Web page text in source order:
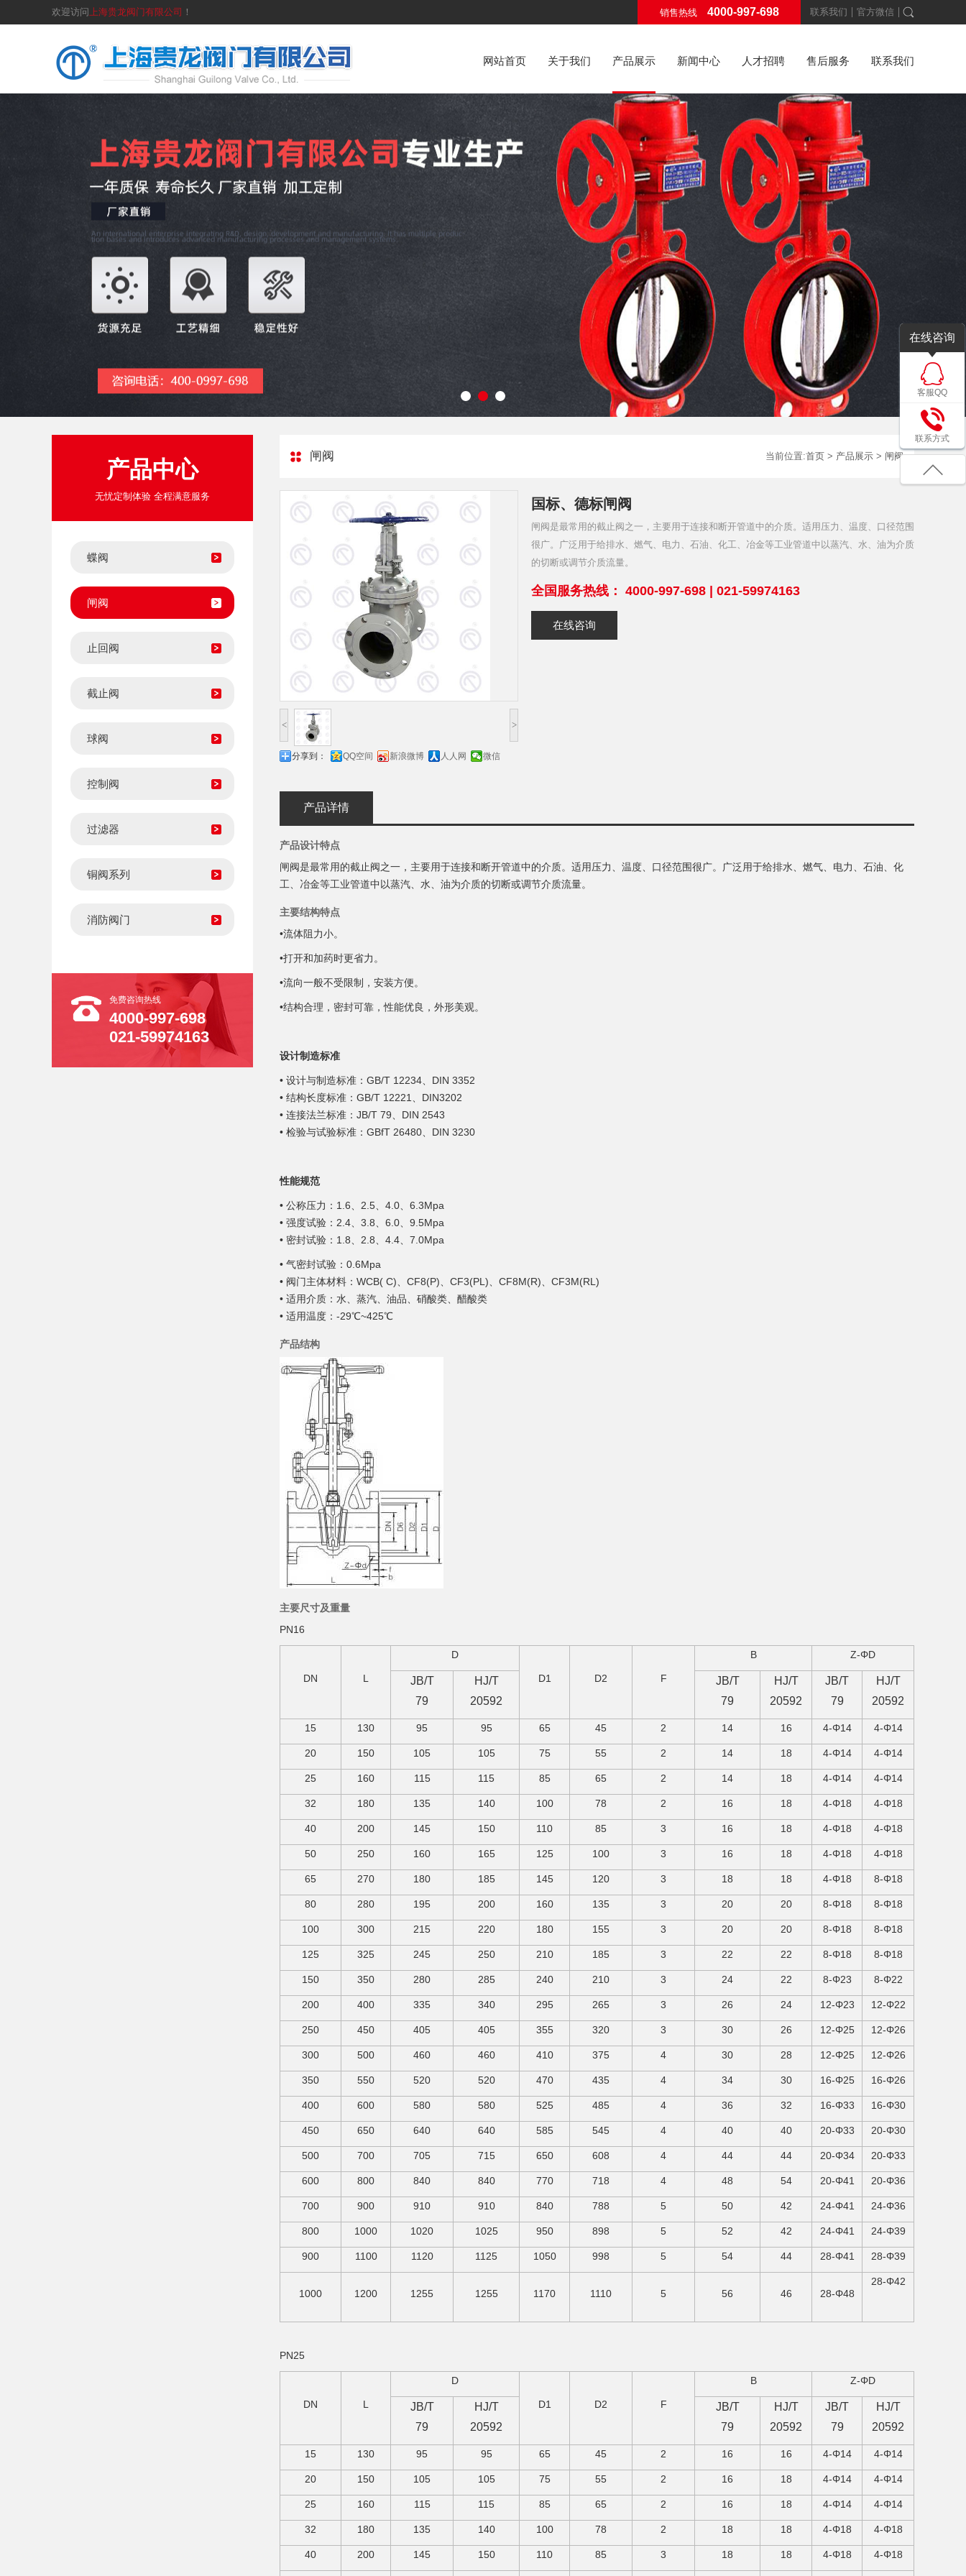
欢迎访问上海贵龙阀门有限公司 ！ 联系我们 官方微信
销售热线 4000-997-698
网站首页 关于我们 产品展示 新闻中心 人才招聘 售后服务 联系我们
产品中心
无忧定制体验 全程满意服务
蝶阀
闸阀
止回阀
截止阀
球阀
控制阀
过滤器
铜阀系列
消防阀门
免费咨询热线
4000-997-698
021-59974163
闸阀 当前位置:首页 > 产品展示 > 闸阀
< >
分享到： QQ空间 新浪微博 人人网 微信
国标、德标闸阀
闸阀是最常用的截止阀之一，主要用于连接和断开管道中的介质。适用压力、温度、口径范围
很广。广泛用于给排水、燃气、电力、石油、化工、冶金等工业管道中以蒸汽、水、油为介质
的切断或调节介质流量。
全国服务热线： 4000-997-698 | 021-59974163
在线咨询
产品详情
产品设计特点
闸阀是最常用的截止阀之一，主要用于连接和断开管道中的介质。适用压力、温度、口径范围很广。广泛用于给排水、燃气、电力、石油、化
工、冶金等工业管道中以蒸汽、水、油为介质的切断或调节介质流量。
主要结构特点
•流体阻力小。
•打开和加药时更省力。
•流向一般不受限制，安装方便。
•结构合理，密封可靠，性能优良，外形美观。
设计制造标准
• 设计与制造标准：GB/T 12234、DIN 3352
• 结构长度标准：GB/T 12221、DIN3202
• 连接法兰标准：JB/T 79、DIN 2543
• 检验与试验标准：GBfT 26480、DIN 3230
性能规范
• 公称压力：1.6、2.5、4.0、6.3Mpa
• 强度试验：2.4、3.8、6.0、9.5Mpa
• 密封试验：1.8、2.8、4.4、7.0Mpa
• 气密封试验：0.6Mpa
• 阀门主体材料：WCB( C)、CF8(P)、CF3(PL)、CF8M(R)、CF3M(RL)
• 适用介质：水、蒸汽、油品、硝酸类、醋酸类
• 适用温度：-29℃~425℃
产品结构
主要尺寸及重量
PN16
DN L
D
D1 D2 F
B Z-ΦD
JB/T
79
HJ/T
20592
JB/T
79
HJ/T
20592
JB/T
79
HJ/T
20592
15 130 95 95 65 45 2 14 16 4-Φ14 4-Φ14
20 150 105 105 75 55 2 14 18 4-Φ14 4-Φ14
25 160 115 115 85 65 2 14 18 4-Φ14 4-Φ14
32 180 135 140 100 78 2 16 18 4-Φ18 4-Φ18
40 200 145 150 110 85 3 16 18 4-Φ18 4-Φ18
50 250 160 165 125 100 3 16 18 4-Φ18 4-Φ18
65 270 180 185 145 120 3 18 18 4-Φ18 8-Φ18
80 280 195 200 160 135 3 20 20 8-Φ18 8-Φ18
100 300 215 220 180 155 3 20 20 8-Φ18 8-Φ18
125 325 245 250 210 185 3 22 22 8-Φ18 8-Φ18
150 350 280 285 240 210 3 24 22 8-Φ23 8-Φ22
200 400 335 340 295 265 3 26 24 12-Φ23 12-Φ22
250 450 405 405 355 320 3 30 26 12-Φ25 12-Φ26
300 500 460 460 410 375 4 30 28 12-Φ25 12-Φ26
350 550 520 520 470 435 4 34 30 16-Φ25 16-Φ26
400 600 580 580 525 485 4 36 32 16-Φ33 16-Φ30
450 650 640 640 585 545 4 40 40 20-Φ33 20-Φ30
500 700 705 715 650 608 4 44 44 20-Φ34 20-Φ33
600 800 840 840 770 718 4 48 54 20-Φ41 20-Φ36
700 900 910 910 840 788 5 50 42 24-Φ41 24-Φ36
800 1000 1020 1025 950 898 5 52 42 24-Φ41 24-Φ39
900 1100 1120 1125 1050 998 5 54 44 28-Φ41 28-Φ39
1000 1200 1255 1255 1170 1110 5 56 46 28-Φ48
28-Φ42
PN25
DN L
D
D1 D2 F
B Z-ΦD
JB/T
79
HJ/T
20592
JB/T
79
HJ/T
20592
JB/T
79
HJ/T
20592
15 130 95 95 65 45 2 16 16 4-Φ14 4-Φ14
20 150 105 105 75 55 2 16 18 4-Φ14 4-Φ14
25 160 115 115 85 65 2 16 18 4-Φ14 4-Φ14
32 180 135 140 100 78 2 18 18 4-Φ18 4-Φ18
40 200 145 150 110 85 3 18 18 4-Φ18 4-Φ18
在线咨询
客服QQ
联系方式